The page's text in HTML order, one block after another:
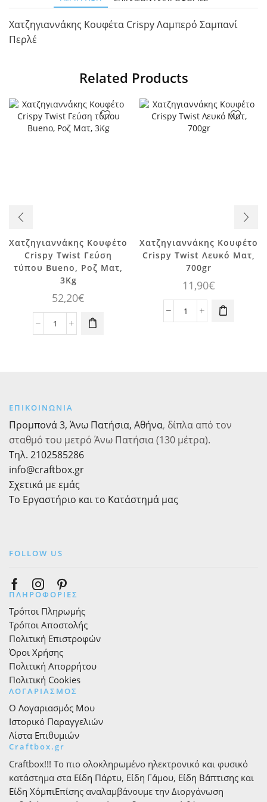
Χατζηγιαννάκης Κουφέτα Crispy Λαμπερό Σαμπανί
Περλέ
Related Products
Χατζηγιαννάκης Κουφέτο
Crispy Twist Γεύση
τύπου Bueno, Ροζ Ματ,
3Kg
52,20€
Χατζηγιαννάκης
Bueno,
Ματ,
3Kg
ποσότητα
Χατζηγιαννάκης Κουφέτο
Crispy Twist Λευκό Ματ,
700gr
11,90€
Χατζηγιαννάκης
ΕΠΙΚΟΙΝΩΝΙΑ
Προμπονά 3, Άνω Πατήσια, Αθήνα, δίπλα από τον
σταθμό του μετρό Άνω Πατήσια (130 μέτρα).
Τηλ. 2102585286
info@craftbox.gr
Σχετικά με εμάς
Το Εργαστήριο και το Κατάστημά μας
FOLLOW US
Facebook
Instagram
Pinterest
ΠΛΗΡΟΦΟΡΙΕΣ
Τρόποι Πληρωμής
Τρόποι Αποστολής
Πολιτική Επιστροφών
Όροι Χρήσης
Πολιτική Απορρήτου
Πολιτική Cookies
ΛΟΓΑΡΙΑΣΜΟΣ
Ο Λογαριασμός Μου
Ιστορικό Παραγγελιών
Λίστα Επιθυμιών
Craftbox.gr
Craftbox!!! Το πιο ολοκληρωμένο ηλεκτρονικό και φυσικό
κατάστημα στα Είδη Πάρτυ, Είδη Γάμου, Είδη Βάπτισης και
Είδη ΧόμπιΕπίσης αναλαμβάνουμε την Διοργάνωση